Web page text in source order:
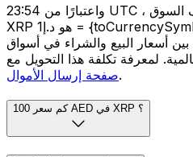
واعتبارًا من 23:54 UTC ، فإن معدل منتصف السوق AED إلى
XRP هو د.إ1 = {toCurrencySymbol}0.2637. سعر منتصف
أسعار البيع والشراء في أسواق
صفحة إرسال الأموال.
كم سعر 100 AED في XRP ؟